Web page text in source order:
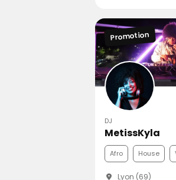
Promotion
DJ
MetissKyla
Afro House
Lyon (69)